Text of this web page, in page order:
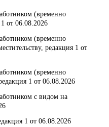
(временно
от 06.08.2026
(временно
редакция 1 от
(временно
1 от 06.08.2026
с видом на
1 от 06.08.2026